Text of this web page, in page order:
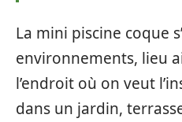
La mini piscine coque
environnements, lieu
l’endroit où on veut
dans un jardin,